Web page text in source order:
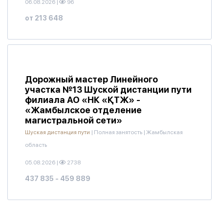
06.08.2026 | 96
от 213 648
Дорожный мастер Линейного
участка №13 Шуской дистанции пути
филиала АО «НК «ҚТЖ» -
«Жамбылское отделение
магистральной сети»
Шуская дистанция пути | Полная занятость | Жамбылская
область
05.08.2026 | 2738
437 835 - 459 889